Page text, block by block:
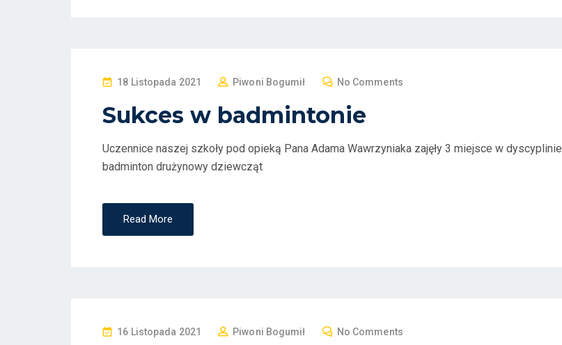
P
S
E
D
18 Listopada 2021 Piwoni Bogumił No Comments
Sukces w badmintonie
Uczennice naszej szkoły pod opieką Pana Adama Wawrzyniaka zajęły 3 miejsce w dyscyplinie
badminton drużynowy dziewcząt
Read More
P
16 Listopada 2021 Piwoni Bogumił No Comments